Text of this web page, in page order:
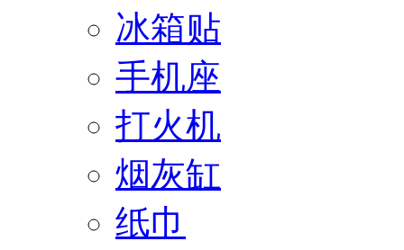
冰箱贴
手机座
打火机
烟灰缸
纸巾